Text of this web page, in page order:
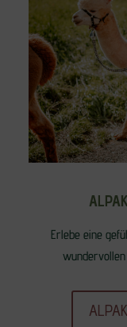
Erlebe eine